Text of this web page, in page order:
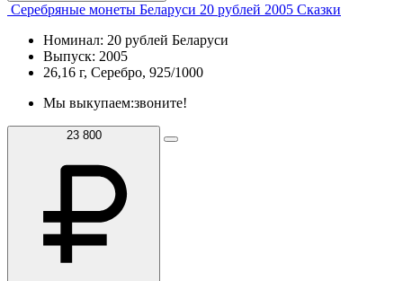
Серебряные монеты Беларуси 20 рублей 2005 Сказки
Номинал: 20 рублей Беларуси
Выпуск: 2005
26,16 г, Серебро, 925/1000
Мы выкупаем:звоните!
23 800